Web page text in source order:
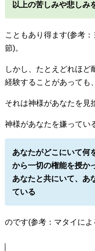
以上の苦しみや悲しみ
こともあり得ます(参考
節)。
しかし、たとえどれほど
経験することがあっても、
それは神様があなたを見
神様があなたを嫌ってい
あなたがどこにいて何
から一切の権能を授か
あなたと共にいて、あ
ている
のです(参考：マタイによ